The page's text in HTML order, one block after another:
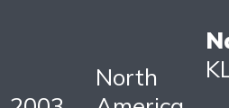
North